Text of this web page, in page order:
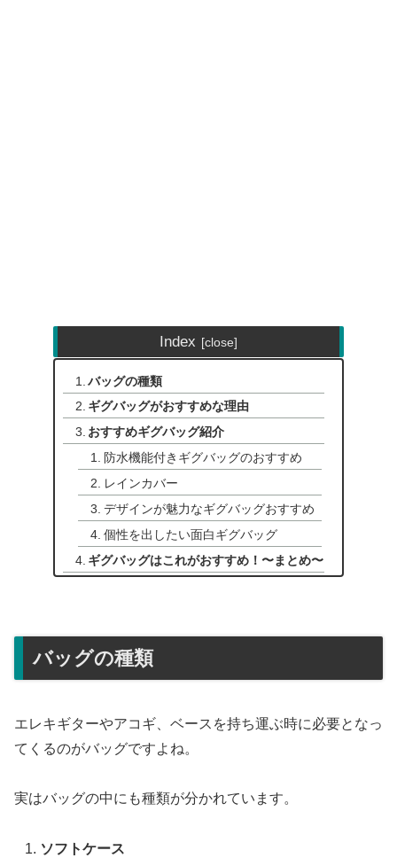
Index
バッグの種類
ギグバッグがおすすめな理由
おすすめギグバッグ紹介
防水機能付きギグバッグのおすすめ
レインカバー
デザインが魅力なギグバッグおすすめ
個性を出したい面白ギグバッグ
ギグバッグはこれがおすすめ！〜まとめ〜
バッグの種類
エレキギターやアコギ、ベースを持ち運ぶ時に必要となっ
てくるのがバッグですよね。
実はバッグの中にも種類が分かれています。
ソフトケース